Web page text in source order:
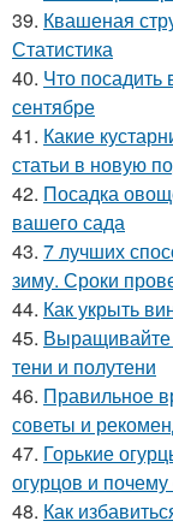
39. Квашеная
Статистика
40. Что посадить
сентябре
41. Какие
статьи в новую
42. Посадка
вашего сада
43. 7 лучших
зиму. Сроки
44. Как укрыть
45. Выращивайте
тени и полутени
46. Правильное
советы и
47. Горькие
огурцов и
48. Как